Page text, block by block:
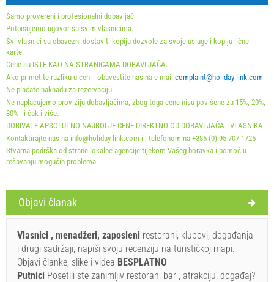
Obavezno:Prijava gostiju (01.07. - 31.08): 10 EUR (once - za_person),
Prijava gostiju (01.01 - 30.06. / 01.09. - 31.12.): 5 EUR (once -
za_person)
Uveti i odredbe dobavljača
Rezervirajte i čekajte na potvrdu
Ukoliko ne želite odmah rezervisati i imate još pitanja, upišite ih ispod i
kliknite ˝Pošalji upit˝.
Samo provereni i profesionalni dobavljači
Potpisujemo ugovor sa svim vlasnicima.
Svi vlasnici su obavezni dostaviti kopiju dozvole za svoje usluge i kopiju lične
karte.
Cene su ISTE KAO NA STRANICAMA DOBAVLJAČA.
Ako primetite razliku u ceni - obavestite nas na e-mail:complaint@holiday-link.com
Ne plaćate naknadu za rezervaciju.
Ne naplaćujemo proviziju dobavljačima, zbog toga cene nisu povišene za 15%, 20%,
30% ili čak i više.
DOBIVATE APSOLUTNO NAJBOLJE CENE DIREKTNO OD DOBAVLJAČA - VLASNIKA.
Kontaktirajte nas na info@holiday-link.com ili telefonom na +385 (0) 95 707 1725
Stvarna podrška od strane lokalne agencije tijekom Vašeg boravka i pomoć u
rešavanju mogućih problema.
Objavi članak
Vlasnici , menadžeri, zaposleni restorani, klubovi, događanja
i drugi sadržaji, napiši svoju recenziju na turističkoj mapi.
Objavi članke, slike i videa BESPLATNO
Putnici Posetili ste zanimljiv restoran, bar , atrakciju, događaj?